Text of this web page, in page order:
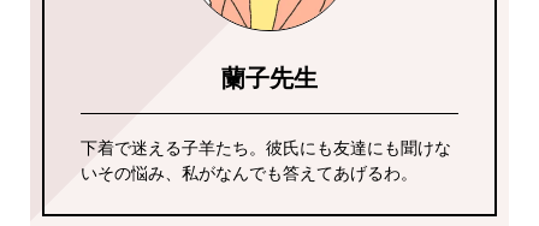
蘭子先生
下着で迷える子羊たち。彼氏にも友達にも聞けな
いその悩み、私がなんでも答えてあげるわ。